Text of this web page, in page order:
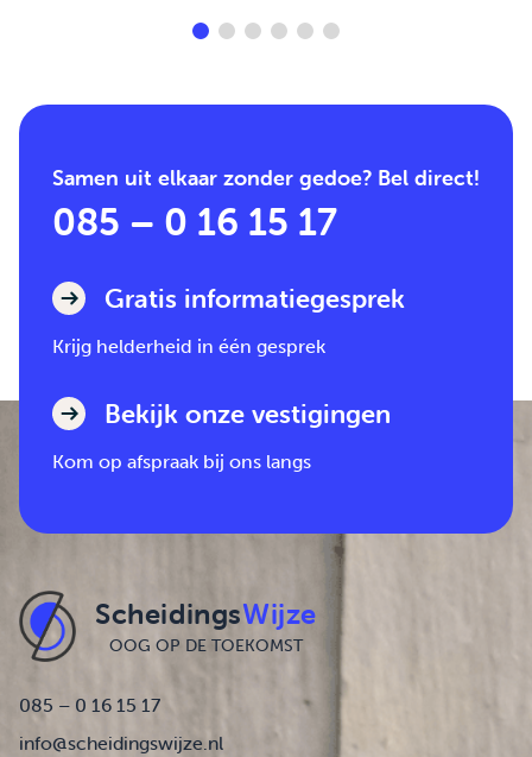
Samen uit elkaar zonder gedoe? Bel direct!
085 – 0 16 15 17
Gratis informatiegesprek
Krijg helderheid in één gesprek
Bekijk onze vestigingen
Kom op afspraak bij ons langs
ScheidingsWijze
OOG OP DE TOEKOMST
085 – 0 16 15 17
info@scheidingswijze.nl